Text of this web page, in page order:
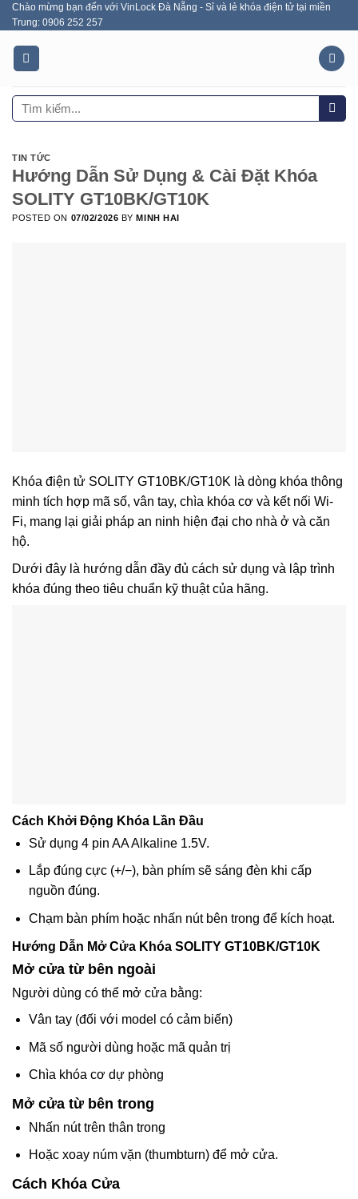
Skip
to
content
Chào mừng bạn đến với VinLock Đà Nẵng - Sỉ và lẻ khóa điện tử tại miền
Trung: 0906 252 257
Tìm
kiếm:
TIN TỨC
Hướng Dẫn Sử Dụng & Cài Đặt Khóa
SOLITY GT10BK/GT10K
POSTED ON 07/02/2026 BYMINH HAI
Khóa điện tử SOLITY GT10BK/GT10K là dòng khóa thông
minh tích hợp mã số, vân tay, chìa khóa cơ và kết nối Wi-
Fi, mang lại giải pháp an ninh hiện đại cho nhà ở và căn
hộ.
Dưới đây là hướng dẫn đầy đủ cách sử dụng và lập trình
khóa đúng theo tiêu chuẩn kỹ thuật của hãng.
Cách Khởi Động Khóa Lần Đầu
Sử dụng 4 pin AA Alkaline 1.5V.
Lắp đúng cực (+/−), bàn phím sẽ sáng đèn khi cấp
nguồn đúng.
Chạm bàn phím hoặc nhấn nút bên trong để kích hoạt.
Hướng Dẫn Mở Cửa Khóa SOLITY GT10BK/GT10K
Mở cửa từ bên ngoài
Người dùng có thể mở cửa bằng:
Vân tay(đối với model có cảm biến)
Mã số người dùng hoặc mã quản trị
Chìa khóa cơ dự phòng
Mở cửa từ bên trong
Nhấn nút trên thân trong
Hoặc xoay núm vặn (thumbturn) để mở cửa.
Cách Khóa Cửa